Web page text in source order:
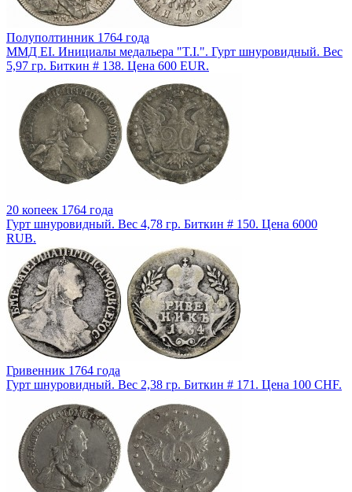
Полуполтинник 1764 года
ММД EI. Инициалы медальера "T.I.". Гурт шнуровидный. Вес
5,97 гр. Биткин # 138. Цена 600 EUR.
20 копеек 1764 года
Гурт шнуровидный. Вес 4,78 гр. Биткин # 150. Цена 6000
RUB.
Гривенник 1764 года
Гурт шнуровидный. Вес 2,38 гр. Биткин # 171. Цена 100 CHF.